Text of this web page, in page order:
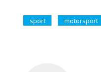
sport motorsport